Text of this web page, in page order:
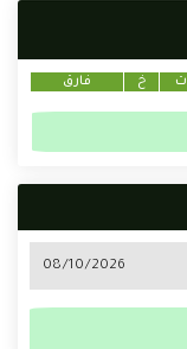
ت خ فارق